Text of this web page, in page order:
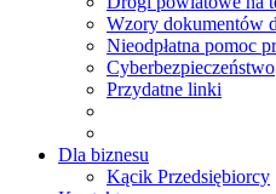
Wzory dokumentów
Nieodpłatna pomoc
Cyberbezpieczeństwo
Przydatne linki
Dla biznesu
Kącik Przedsiębiorcy